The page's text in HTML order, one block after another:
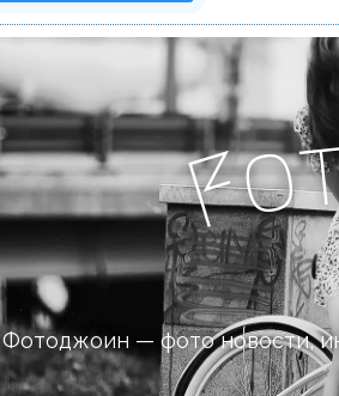
Fo
Фотоджоин — фото новости,